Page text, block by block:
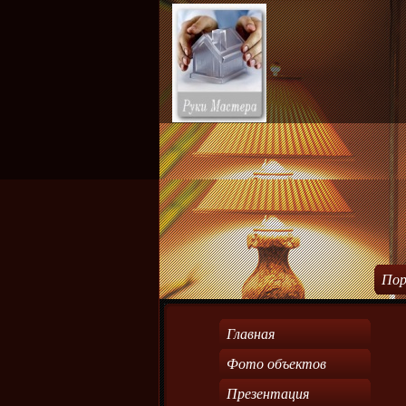
Главная
Фото объектов
Презентация